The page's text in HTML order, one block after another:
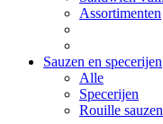
Assortimenten
Sauzen en specerijen
Alle
Specerijen
Rouille sauzen